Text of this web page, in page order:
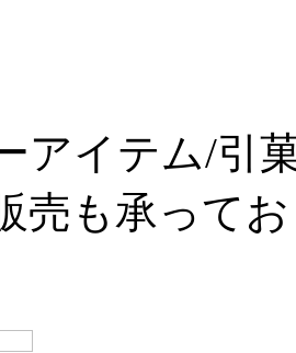
アイテム/引
売も承って